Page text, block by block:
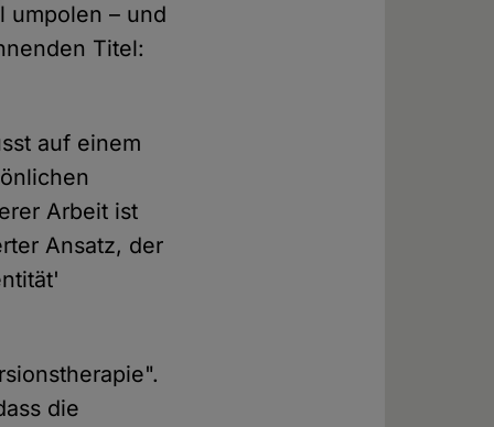
umpolen – und
Titel:
auf einem
Arbeit ist
Ansatz, der
die